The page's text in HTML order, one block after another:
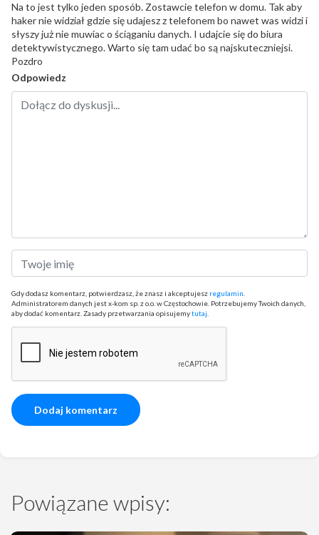
Na to jest tylko jeden sposób. Zostawcie telefon w domu. Tak aby
haker nie widział gdzie się udajesz z telefonem bo nawet was widzi i
słyszy już nie muwiac o ściąganiu danych. I udajcie się do biura
detektywistycznego. Warto się tam udać bo są najskuteczniejsi.
Pozdro
Odpowiedz
Gdy dodasz komentarz, potwierdzasz, że znasz i akceptujesz regulamin
Administratorem danych jest x-kom sp. z o.o. w Częstochowie. Potrzebujemy Twoich danych,
aby dodać komentarz. Zasady przetwarzania opisujemytutaj
Powiązane wpisy: